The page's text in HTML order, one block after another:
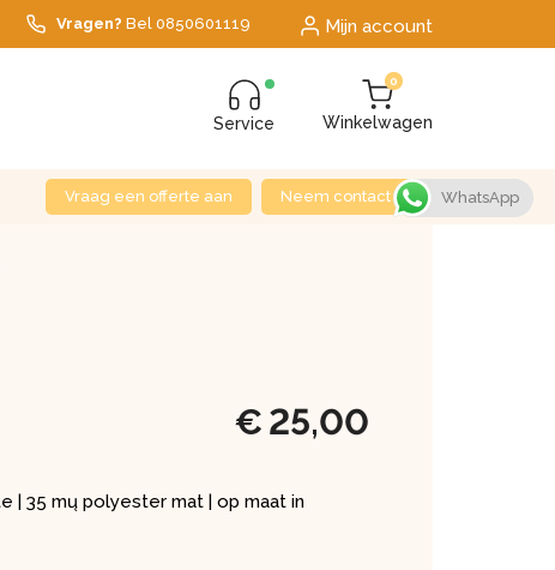
Vragen? Bel 0850601119 Mijn account
Service Winkelwagen
0
Vraag een offerte aan Neem contact op
€ 25,00
| 35 mų polyester mat | op maat in
WhatsApp